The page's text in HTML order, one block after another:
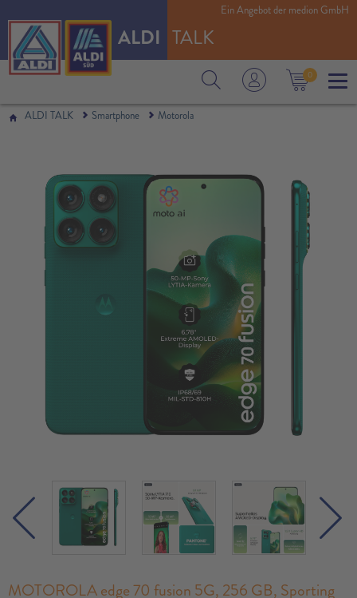
ALDI TALK
0
Ein Angebot der medion GmbH
ALDI TALK Smartphone Motorola
MOTOROLA edge 70 fusion 5G, 256 GB, Sporting